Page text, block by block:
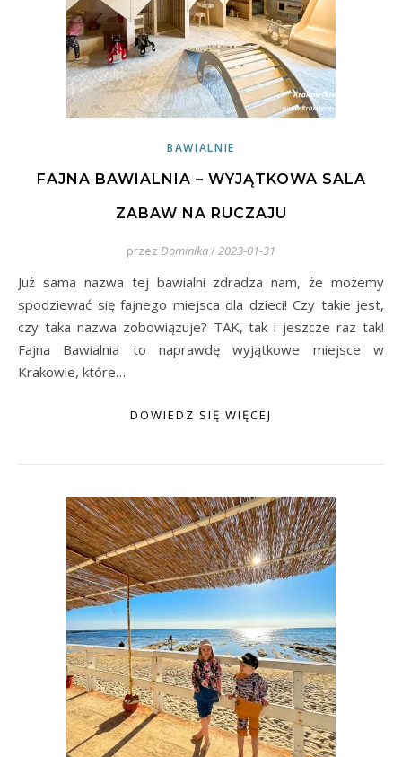
BAWIALNIE
FAJNA BAWIALNIA – WYJĄTKOWA SALA
ZABAW NA RUCZAJU
przez Dominika/2023-01-31
Już sama nazwa tej bawialni zdradza nam, że możemy
spodziewać się fajnego miejsca dla dzieci! Czy takie jest,
czy taka nazwa zobowiązuje? TAK, tak i jeszcze raz tak!
Fajna Bawialnia to naprawdę wyjątkowe miejsce w
Krakowie, które…
DOWIEDZ SIĘ WIĘCEJ